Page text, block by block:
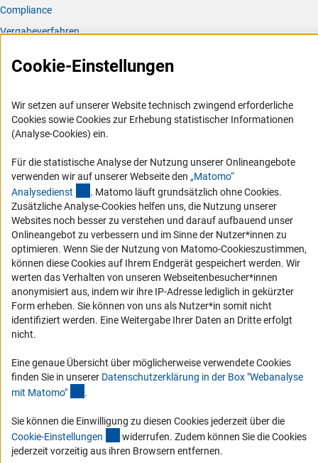
Compliance
Vergabeverfahren
Barrierefreiheit
Erklärung zur Barrierefreiheit
Barriere melden
Erhalten Sie Neuigkeiten aus der DFG direkt in Ihr Mailpostfach oder
schauen Sie sich die Ausgaben online an.
Zum Newsletter
Impressum Datenschutz Cookie-Einstellungen
Kontakt
Service
Cookie-Einstellungen
Wir setzen auf unserer Website technisch zwingend erforderliche
Cookies sowie Cookies zur Erhebung statistischer Informationen
(Analyse-Cookies) ein.
Für die statistische Analyse der Nutzung unserer Onlineangebote
verwenden wir auf unserer Webseite den „Matomo“
Analysedienst (externer Link)
. Matomo läuft grundsätzlich ohne Cookies.
Zusätzliche Analyse-Cookies helfen uns, die Nutzung unserer
Websites noch besser zu verstehen und darauf aufbauend unser
Onlineangebot zu verbessern und im Sinne der Nutzer*innen zu
optimieren. Wenn Sie der Nutzung von Matomo-Cookieszustimmen,
können diese Cookies auf Ihrem Endgerät gespeichert werden. Wir
werten das Verhalten von unseren Webseitenbesucher*innen
anonymisiert aus, indem wir ihre IP-Adresse lediglich in gekürzter
Form erheben. Sie können von uns als Nutzer*in somit nicht
identifiziert werden. Eine Weitergabe Ihrer Daten an Dritte erfolgt
nicht.
Eine genaue Übersicht über möglicherweise verwendete Cookies
finden Sie in unserer Datenschutzerklärung in der Box "Webanalyse
mit Matomo" .
Sie können die Einwilligung zu diesen Cookies jederzeit über die
Cookie-Einstellungen (interner Link)
widerrufen. Zudem können Sie die Cookies
jederzeit vorzeitig aus ihren Browsern entfernen.